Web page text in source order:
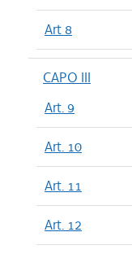
Art 8
CAPO III
Art. 9
Art. 10
Art. 11
Art. 12